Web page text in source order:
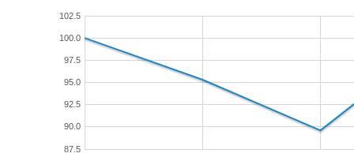
87.5
90.0
92.5
95.0
97.5
100.0
102.5